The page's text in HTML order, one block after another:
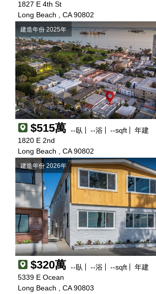
1827 E 4th St
Long Beach , CA 90802
建造年份 2025年
$515萬 --臥 --浴 --sqft
年建
1820 E 2nd
Long Beach , CA 90802
建造年份 2026年
$320萬 --臥 --浴 --sqft
年建
5339 E Ocean
Long Beach , CA 90803